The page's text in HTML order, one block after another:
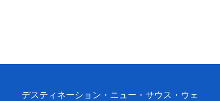
デスティネーション・ニュー・サウス・ウェ